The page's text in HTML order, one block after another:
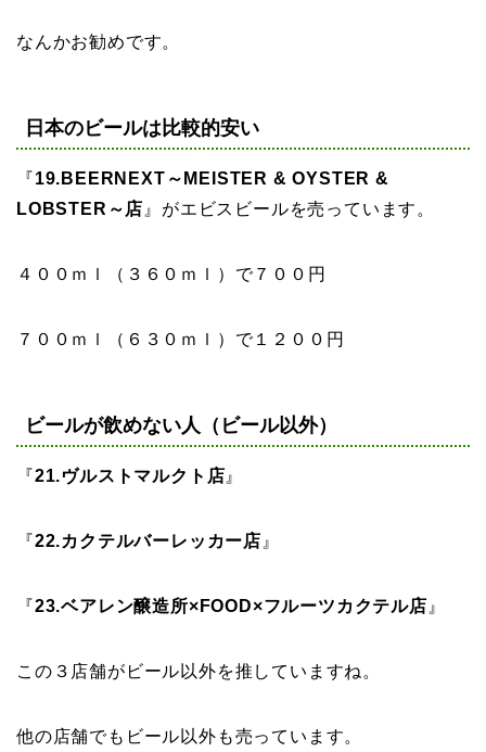
なんかお勧めです。
日本のビールは比較的安い
『19.BEERNEXT～MEISTER & OYSTER &
LOBSTER～店 』がエビスビールを売っています。
４００ｍｌ（３６０ｍｌ）で７００円
７００ｍｌ（６３０ｍｌ）で１２００円
ビールが飲めない人（ビール以外）
『21.ヴルストマルクト店 』
『22.カクテルバーレッカー店 』
『23.ベアレン醸造所×FOOD×フルーツカクテル店 』
この３店舗がビール以外を推していますね。
他の店舗でもビール以外も売っています。